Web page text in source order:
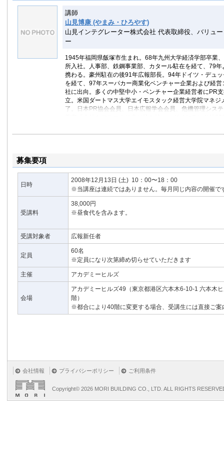
講師
山見博康 (やまみ・ひろやす)
山見インテグレーター株式会社 代表取締役、バリュ
ー
1945年福岡県飯塚市生まれ。68年九州大学経済学部卒業
所入社。人事部、鉄鋼事業部、カタール駐在を経て、79
携わる。豪州駐在の後91年広報部長。94年ドイツ・デュ
を経て、97年スーパカー商業化ベンチャー企業および経
社に出向。多くの中堅中小・ベンチャー企業経営者にPR
立。米国ダートマス大学エイモスタック経営大学院マネジ
了。日本PR協会会員、日本広報学会会員、危機管理シス
所2005年）大小企業を初め、JA・県庁など諸団体におけ
募集要項
日時
2008年12月13日 (土) 10：00〜18：00
※当講座は連続ではありません。毎月同じ内容の開催で
受講料
38,000円
※昼食代を含みます。
受講対象者 広報新任者
定員
60名
※定員になり次第締め切らせていただきます
主催 アカデミーヒルズ
会場
アカデミーヒルズ49（東京都港区六本木6-10-1 六本木
階）
※都合により40階に変更する場合、受講生には直接ご案
会社情報 プライバシーポリシー ご利用条件
Copyright© 2026 MORI BUILDING CO., LTD. ALL RIGHTS